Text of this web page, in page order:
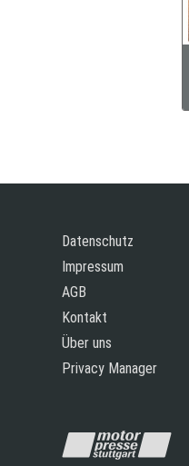
Datenschutz
Impressum
AGB
Kontakt
Über uns
Privacy Manager